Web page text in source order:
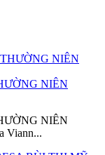
NIÊN
NIÊN
Viann...